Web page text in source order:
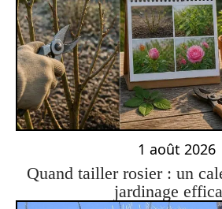
1 août 2026
Quand tailler rosier : un
jardinage